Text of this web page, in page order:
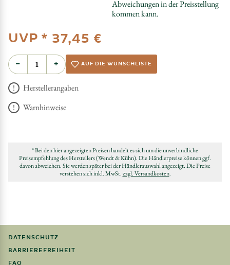
Abweichungen in der Preisstellung
kommen kann.
UVP * 37,45 €
− + AUF DIE WUNSCHLISTE
Herstellerangaben
Warnhinweise
* Bei den hier angezeigten Preisen handelt es sich um die unverbindliche
Preisempfehlung des Herstellers (Wendt & Kühn). Die Händlerpreise können ggf.
davon abweichen. Sie werden später bei der Händlerauswahl angezeigt. Die Preise
verstehen sich inkl. MwSt.zzgl. Versandkosten.
DATENSCHUTZ
BARRIEREFREIHEIT
FAQ